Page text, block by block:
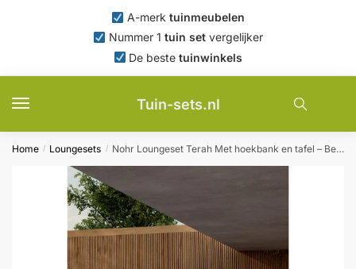
A-merk tuinmeubelen
Nummer 1 tuin set vergelijker
De bestetuinwinkels
Tuin-sets.nl
Home / Loungesets / Nohr Loungeset Terah Met hoekbank en tafel – Beige